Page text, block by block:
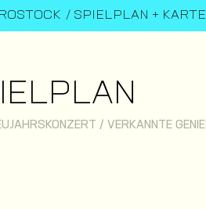
ROSTOCK SPIELPLAN +
/ VERKANNTE